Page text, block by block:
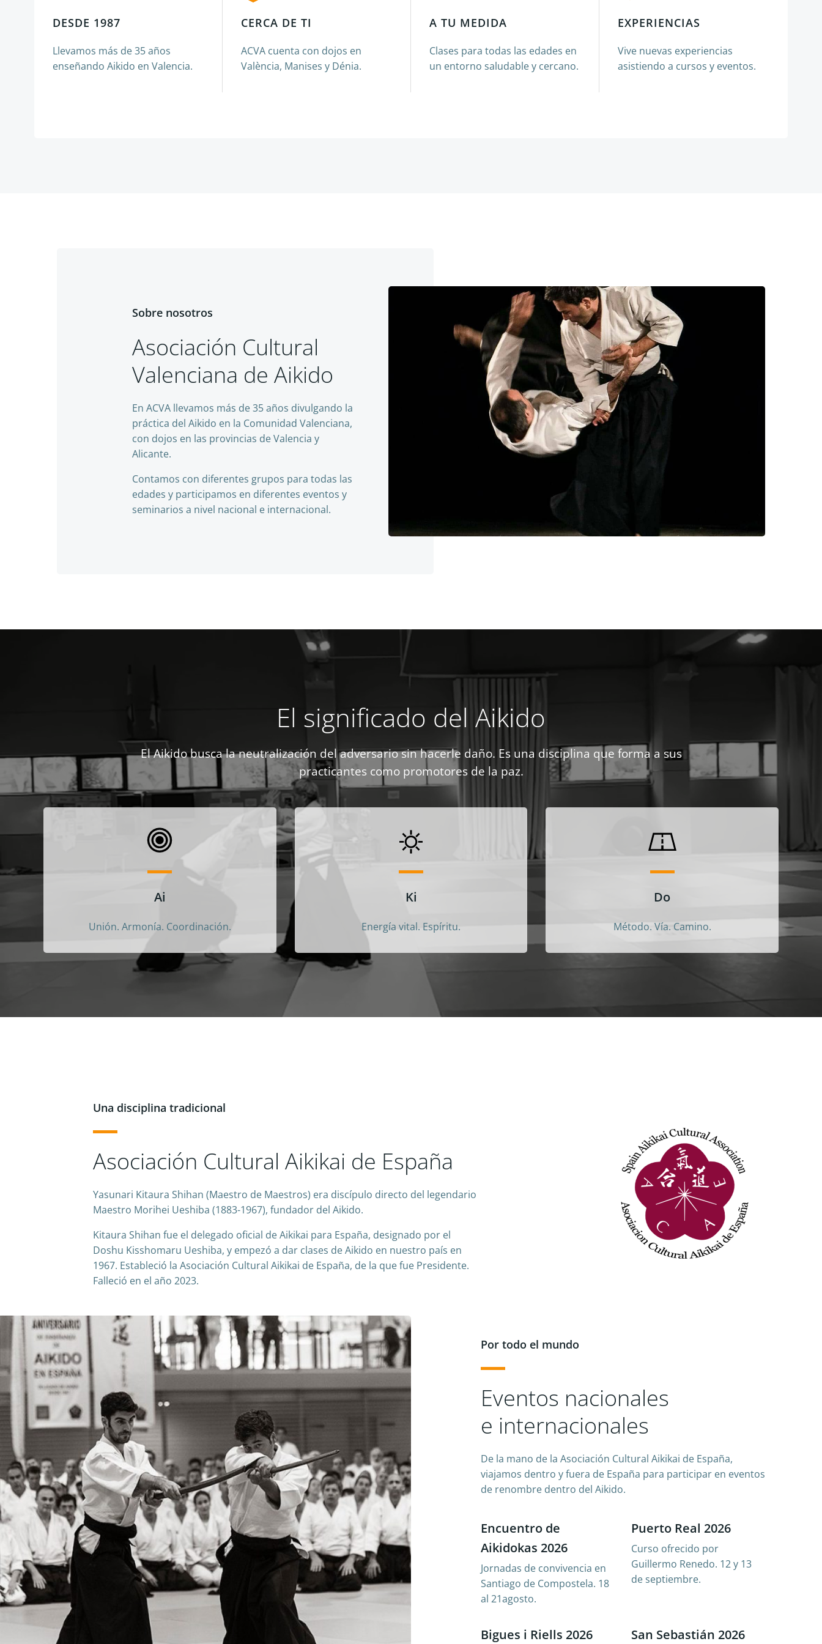
DESDE 1987
Llevamos más de 35 años
enseñando Aikido en Valencia.
CERCA DE TI
ACVA cuenta con dojos en
València, Manises y Dénia.
A TU MEDIDA
Clases para todas las edades en
un entorno saludable y cercano.
EXPERIENCIAS
Vive nuevas experiencias
asistiendo a cursos y eventos.
Sobre nosotros
Asociación Cultural
Valenciana de Aikido
En ACVA llevamos más de 35 años divulgando la
práctica del Aikido en la Comunidad Valenciana,
con dojos en las provincias de Valencia y
Alicante.
Contamos con diferentes grupos para todas las
edades y participamos en diferentes eventos y
seminarios a nivel nacional e internacional.
El significado del Aikido
El Aikido busca la neutralización del adversario sin hacerle daño. Es una disciplina que forma a sus
practicantes como promotores de la paz.
Ai
Unión. Armonía. Coordinación.
Ki
Energía vital. Espíritu.
Do
Método. Vía. Camino.
Una disciplina tradicional
Asociación Cultural Aikikai de España
Yasunari Kitaura Shihan (Maestro de Maestros) era discípulo directo del legendario
Maestro Morihei Ueshiba (1883-1967), fundador del Aikido.
Kitaura Shihan fue el delegado oficial de Aikikai para España, designado por el
Doshu Kisshomaru Ueshiba, y empezó a dar clases de Aikido en nuestro país en
1967. Estableció la Asociación Cultural Aikikai de España, de la que fue Presidente.
Falleció en el año 2023.
Por todo el mundo
Eventos nacionales
e internacionales
De la mano de la Asociación Cultural Aikikai de España,
viajamos dentro y fuera de España para participar en eventos
de renombre dentro del Aikido.
Encuentro de
Aikidokas 2026
Jornadas de convivencia en
Santiago de Compostela. 18
al 21agosto.
Puerto Real 2026
Curso ofrecido por
Guillermo Renedo. 12 y 13
de septiembre.
Bigues i Riells 2026 San Sebastián 2026